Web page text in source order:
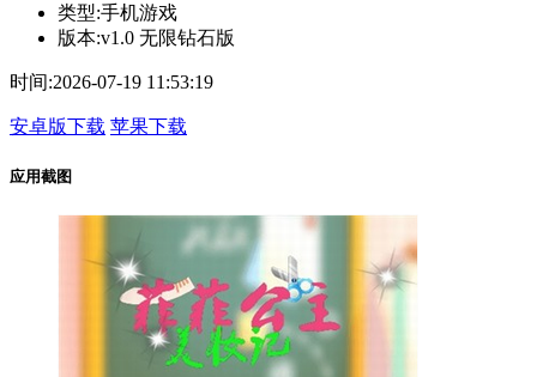
类型:手机游戏
版本:v1.0 无限钻石版
时间:2026-07-19 11:53:19
安卓版下载 苹果下载
应用截图